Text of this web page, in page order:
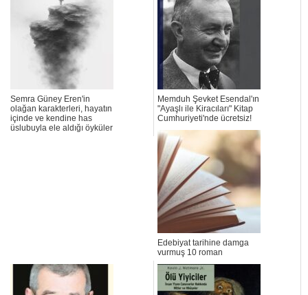
Semra Güney Eren'in
olağan karakterleri, hayatın
içinde ve kendine has
üslubuyla ele aldığı öyküler
Memduh Şevket Esendal'ın
"Ayaşlı ile Kiracıları" Kitap
Cumhuriyeti'nde ücretsiz!
Edebiyat tarihine damga
vurmuş 10 roman